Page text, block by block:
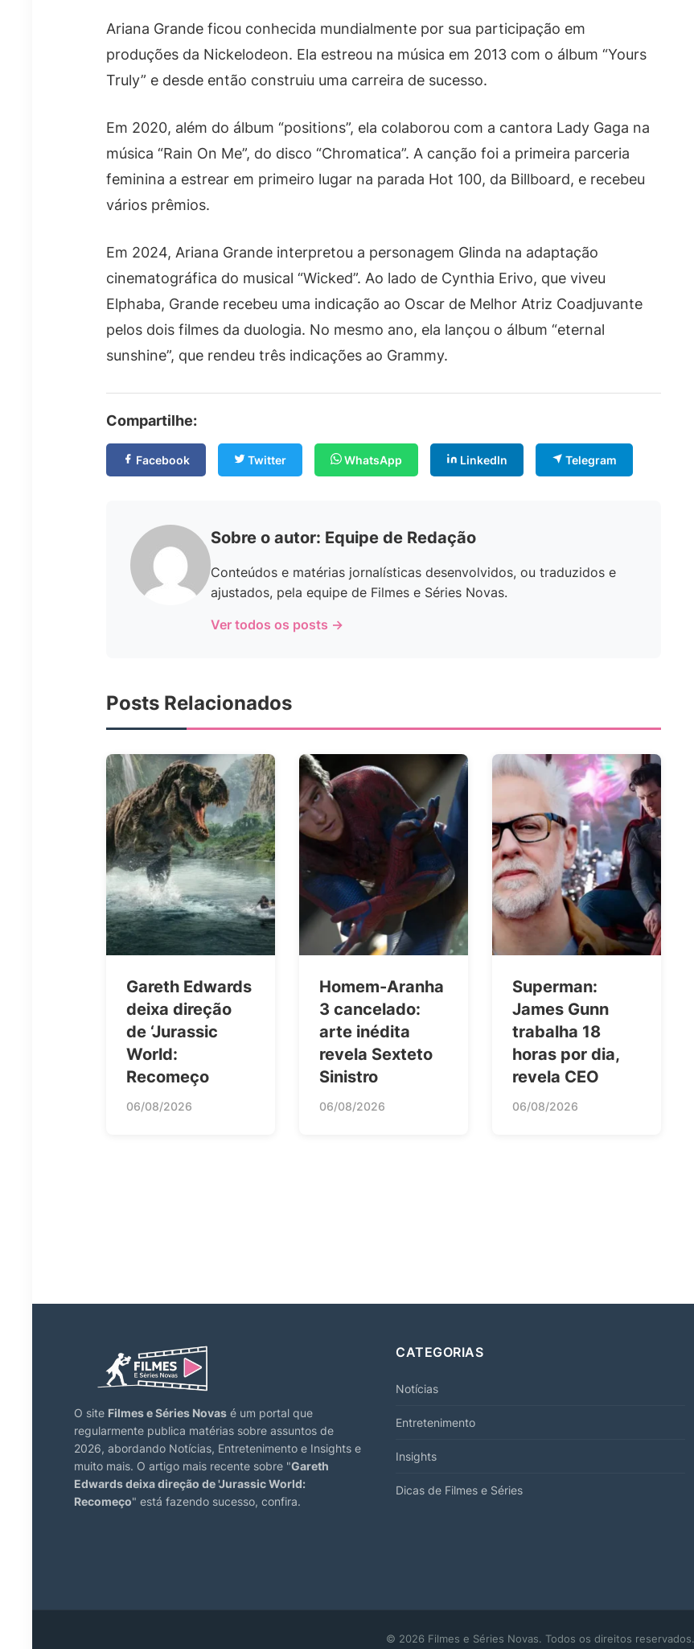
Ariana Grande ficou conhecida mundialmente por sua participação em
produções da Nickelodeon. Ela estreou na música em 2013 com o álbum “Yours
Truly” e desde então construiu uma carreira de sucesso.
Em 2020, além do álbum “positions”, ela colaborou com a cantora Lady Gaga na
música “Rain On Me”, do disco “Chromatica”. A canção foi a primeira parceria
feminina a estrear em primeiro lugar na parada Hot 100, da Billboard, e recebeu
vários prêmios.
Em 2024, Ariana Grande interpretou a personagem Glinda na adaptação
cinematográfica do musical “Wicked”. Ao lado de Cynthia Erivo, que viveu
Elphaba, Grande recebeu uma indicação ao Oscar de Melhor Atriz Coadjuvante
pelos dois filmes da duologia. No mesmo ano, ela lançou o álbum “eternal
sunshine”, que rendeu três indicações ao Grammy.
Compartilhe:
Facebook Twitter WhatsApp LinkedIn Telegram
Sobre o autor: Equipe de Redação
Conteúdos e matérias jornalísticas desenvolvidos, ou traduzidos e
ajustados, pela equipe de Filmes e Séries Novas.
Ver todos os posts →
Posts Relacionados
Gareth Edwards
deixa direção
de ‘Jurassic
World:
Recomeço
06/08/2026
Homem-Aranha
3 cancelado:
arte inédita
revela Sexteto
Sinistro
06/08/2026
Superman:
James Gunn
trabalha 18
horas por dia,
revela CEO
06/08/2026
O site Filmes e Séries Novas é um portal que
regularmente publica matérias sobre assuntos de
2026, abordando Notícias, Entretenimento e Insights e
muito mais. O artigo mais recente sobre "Gareth
Edwards deixa direção de 'Jurassic World:
Recomeço" está fazendo sucesso, confira.
CATEGORIAS
Notícias
Entretenimento
Insights
Dicas de Filmes e Séries
© 2026 Filmes e Séries Novas. Todos os direitos reservados.